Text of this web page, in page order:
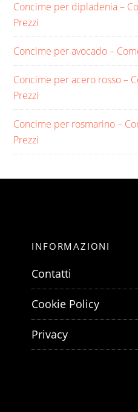
Concime per dipladenia​ –
Prezzi
Concime per avocado​ –
Concime per acero rosso​ –
Prezzi
Concime per rosmarino​ –
Prezzi
INFORMAZIONI
Contatti
Cookie Policy
Privacy